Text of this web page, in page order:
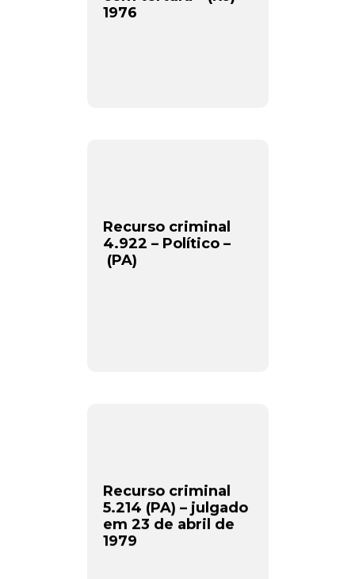
1976
Recurso criminal
4.922 – Político –
(PA)
Recurso criminal
5.214 (PA) – julgado
em 23 de abril de
1979